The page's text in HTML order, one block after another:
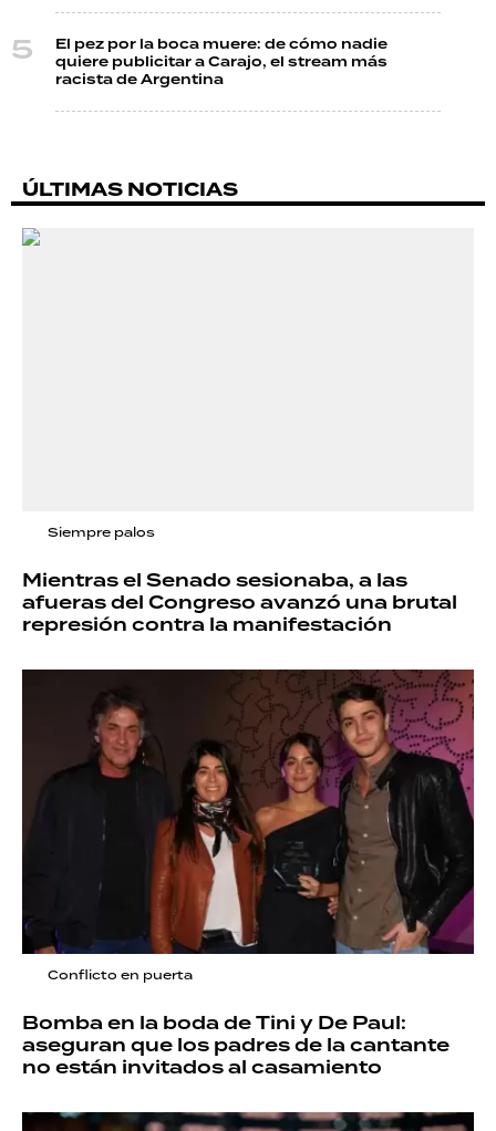
El pez por la boca muere: de cómo nadie
quiere publicitar a Carajo, el stream más
racista de Argentina
ÚLTIMAS NOTICIAS
Siempre palos
Mientras el Senado sesionaba, a las
afueras del Congreso avanzó una brutal
represión contra la manifestación
Conflicto en puerta
Bomba en la boda de Tini y De Paul:
aseguran que los padres de la cantante
no están invitados al casamiento